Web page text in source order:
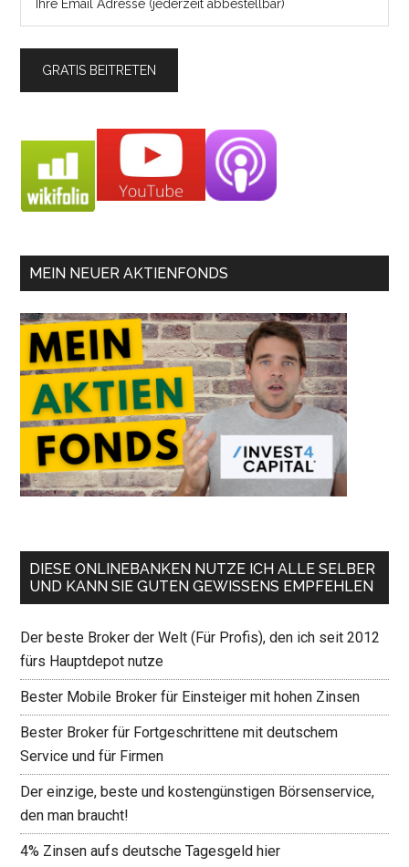
MEIN NEUER AKTIENFONDS
DIESE ONLINEBANKEN NUTZE ICH ALLE SELBER
UND KANN SIE GUTEN GEWISSENS EMPFEHLEN
Der beste Broker der Welt (Für Profis), den ich seit 2012
fürs Hauptdepot nutze
Bester Mobile Broker für Einsteiger mit hohen Zinsen
Bester Broker für Fortgeschrittene mit deutschem
Service und für Firmen
Der einzige, beste und kostengünstigen Börsenservice,
den man braucht!
4% Zinsen aufs deutsche Tagesgeld hier